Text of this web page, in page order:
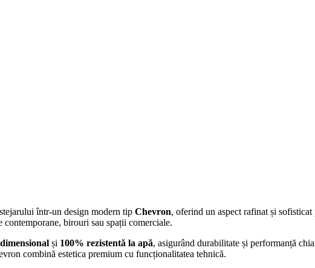
într-un design modern tip Chevron, oferind un aspect rafinat și
contemporane, birouri sau spații comerciale.
și 100% rezistentă la apă, asigurând durabilitate și performanță
combină estetica premium cu funcționalitatea tehnică.